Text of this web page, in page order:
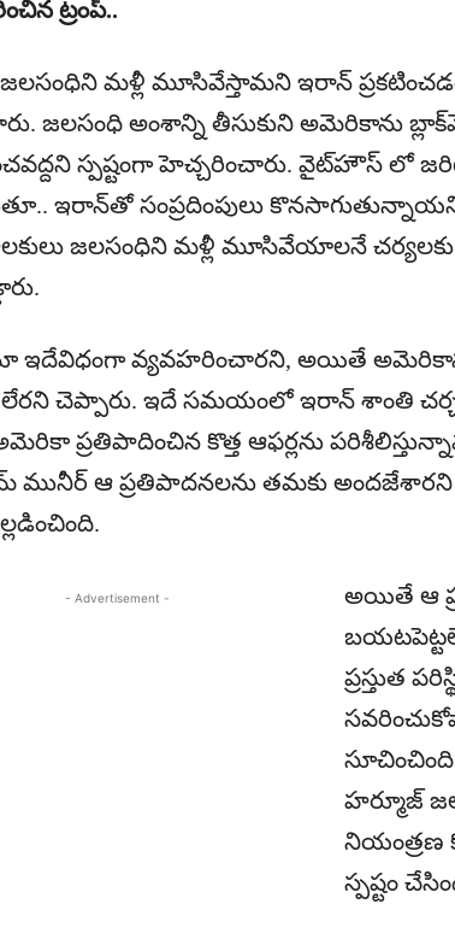
ట్రంప్..
మళ్లీ మూసివేస్తామని ఇరాన్
జలసంధి అంశాన్ని తీసుకుని అమెరికాను
స్పష్టంగా హెచ్చరించారు. వైట్‌హౌస్‌ లో
ఇరాన్‌తో సంప్రదింపులు
జలసంధిని మళ్లీ మూసివేయాలనే చర్యలకు
ఇదేవిధంగా వ్యవహరించారని, అయితే అమెరికాను
చెప్పారు. ఇదే సమయంలో ఇరాన్ శాంతి
ప్రతిపాదించిన కొత్త ఆఫర్లను
మునీర్ ఆ ప్రతిపాదనలను తమకు అందజేశారని
- Advertisement -
అయితే ఆ
ప్రస్తుత
హర్మూజ్
నియంత్రణ
స్పష్టం